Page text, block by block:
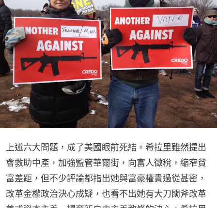
上述六大問題，成了美國眼前死結。希拉里雖然提出
會救助中產，加強監管華爾街，向富人徵稅，縮窄貧
富差距，但不少評論都指出她與富豪權貴過從甚密，
改革金權政治決心成疑，也看不出她有大刀闊斧改革